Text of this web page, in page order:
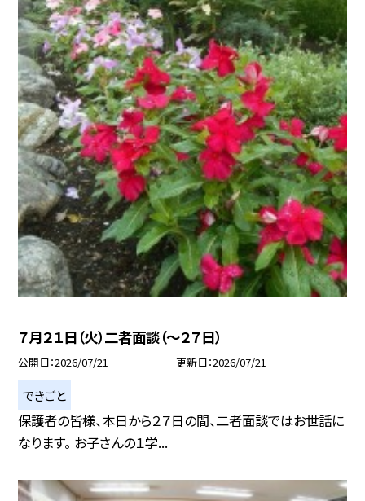
７月２１日（火）二者面談（～２７日）
公開日 2026/07/21 更新日 2026/07/21
できごと
保護者の皆様、本日から２７日の間、二者面談ではお世話に
なります。 お子さんの１学...